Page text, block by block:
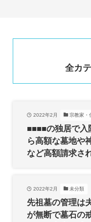
全カ
2022年2月 宗教家・
■■■■の独居で入
ら高額な墓地や
など高額請求さ
2022年2月 未分類
先祖墓の管理は
が無断で墓石の